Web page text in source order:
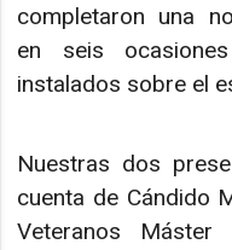
completaron una
en seis
instalados sobre el
Nuestras dos
cuenta de Cándido
Veteranos